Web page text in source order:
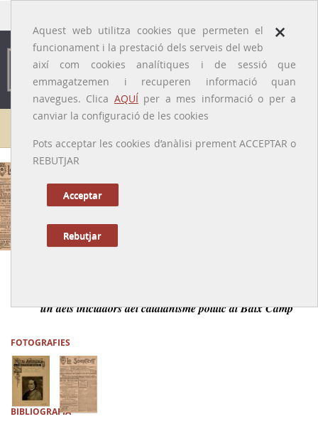
×
Aquest web utilitza cookies que permeten el
funcionament i la prestació dels serveis del web
així com cookies analítiques i de sessió que
emmagatzemen i recuperen informació quan
navegues. Clica AQUÍper a mes informació o per a
canviar la configuració de les cookies
Pots acceptar les cookies d’anàlisi prement ACCEPTAR o
REBUTJAR
Acceptar
Rebutjar
Galeria de metges
[Reus, 18/09/1862 - Barcelona, 01/04/1929]
un dels iniciadors del catalanisme polític al Baix Camp
FOTOGRAFIES
BIBLIOGRAFIA